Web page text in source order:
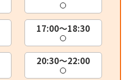
17:00～18:30
20:30～22:00